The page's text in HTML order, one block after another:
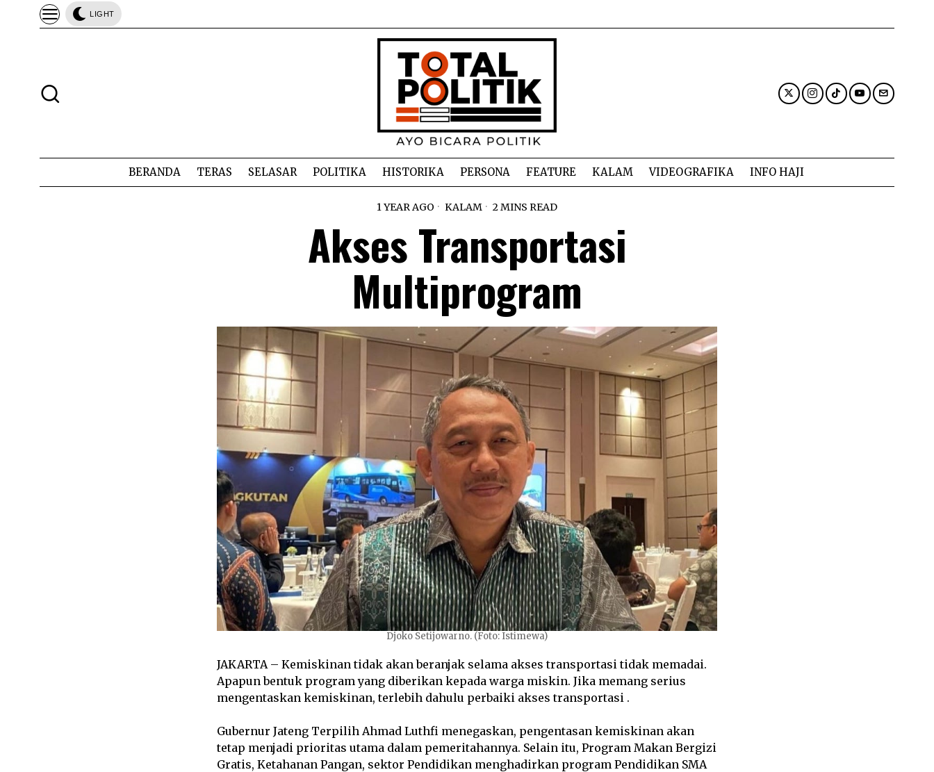
LIGHT
BERANDA TERAS SELASAR POLITIKA HISTORIKA PERSONA FEATURE KALAM VIDEOGRAFIKA INFO HAJI
1 YEAR AGO KALAM 2 MINS READ
Akses Transportasi
Multiprogram
Djoko Setijowarno. (Foto: Istimewa)
JAKARTA – Kemiskinan tidak akan beranjak selama akses transportasi tidak memadai.
Apapun bentuk program yang diberikan kepada warga miskin. Jika memang serius
mengentaskan kemiskinan, terlebih dahulu perbaiki akses transportasi .
Gubernur Jateng Terpilih Ahmad Luthfi menegaskan, pengentasan kemiskinan akan
tetap menjadi prioritas utama dalam pemeritahannya. Selain itu, Program Makan Bergizi
Gratis, Ketahanan Pangan, sektor Pendidikan menghadirkan program Pendidikan SMA